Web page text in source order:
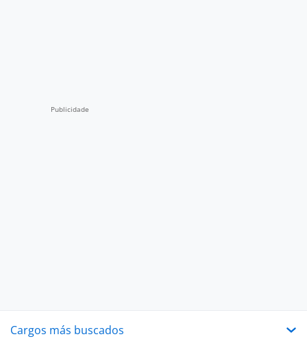
Cargos más buscados